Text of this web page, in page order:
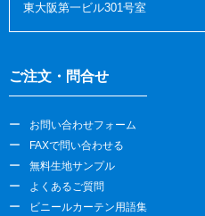
ご注文・問合せ
お問い合わせフォーム
FAXで問い合わせる
無料生地サンプル
よくあるご質問
ビニールカーテン用語集
東大阪第一ビル301号室